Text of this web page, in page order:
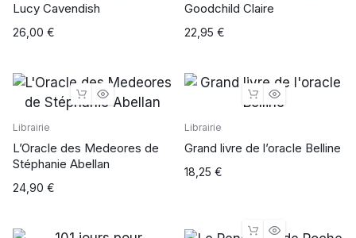
Lucy Cavendish
26,00 €
Goodchild Claire
22,95 €
Librairie
L’Oracle des Medeores de
Stéphanie Abellan
24,90 €
Librairie
Grand livre de l’oracle Belline
18,25 €